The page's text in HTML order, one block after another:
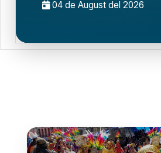
04 de August del 2026